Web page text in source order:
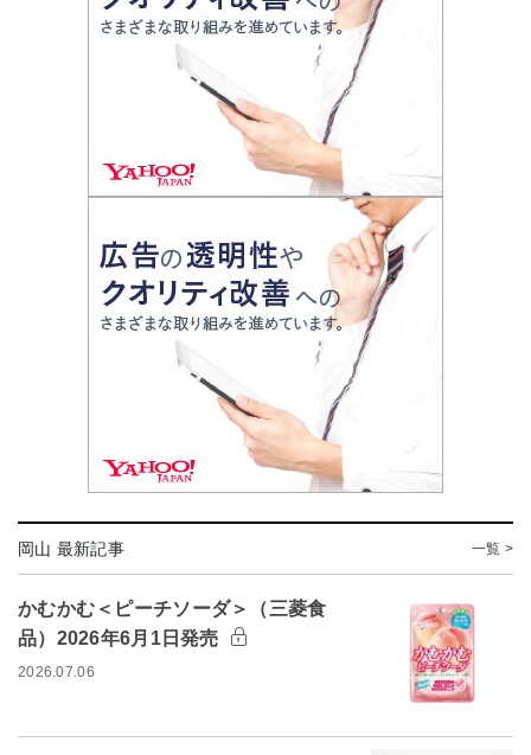
岡山 最新記事 一覧 >
かむかむ＜ピーチソーダ＞（三菱食
品）2026年6月1日発売
2026.07.06